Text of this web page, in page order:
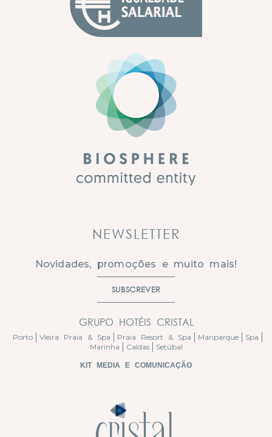
NEWSLETTER
Novidades, promoções e muito mais!
SUBSCREVER
GRUPO HOTÉIS CRISTAL
Porto Vieira Praia & Spa Praia Resort & Spa Mariparque
Spa
Marinha
Caldas Setúbal
KIT MEDIA E COMUNICAÇÃO